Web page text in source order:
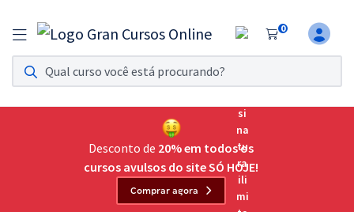
0
Assinatura Ilimitada 11
Acesso a todos os cursos. Teste grátis por 7 dias!
Assinatura OAB Até Passar
Acesso ilimitado a toda preparação para o Exame da
Residências Multiprofissionais
Desconto de 20% em todos os
cursos avulsos do site SÓ HOJE!
Comprar agora